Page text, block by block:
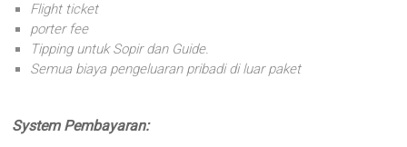
Flight ticket
porter fee
Tipping untuk Sopir dan Guide.
Semua biaya pengeluaran pribadi di luar paket
System Pembayaran: